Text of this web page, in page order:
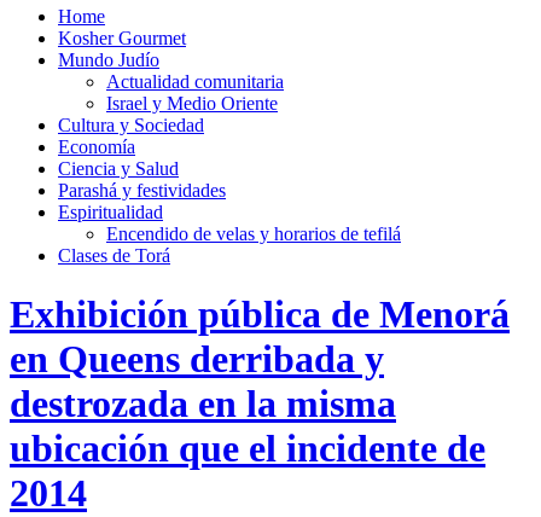
Home
Kosher Gourmet
Mundo Judío
Actualidad comunitaria
Israel y Medio Oriente
Cultura y Sociedad
Economía
Ciencia y Salud
Parashá y festividades
Espiritualidad
Encendido de velas y horarios de tefilá
Clases de Torá
Exhibición pública de Menorá
en Queens derribada y
destrozada en la misma
ubicación que el incidente de
2014